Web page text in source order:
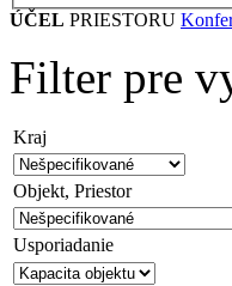
ÚČEL PRIESTORU
Filter pre
Kraj
Objekt, Priestor
Usporiadanie